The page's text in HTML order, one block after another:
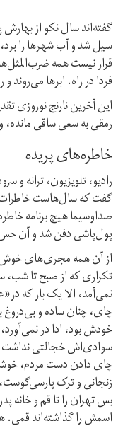
گفته‌اند سال نکو از
سیل شد و آب شهرها را
قرار نیست همه
فردا در راه. ابرها
این آخرین نارنج نوروزی
رمقی به سعی ساقی مانده،
خاطره‌های پریده
رادیو، تلویزیون، ترانه و
گفت که سال‌هاست خاطرات
صدا‌و‌سیما هیچ برنامه
پول‌پاشی دفن شد و آن حس
از آن همه مجری‌های
تکراری که از صبح تا شب،
نمی‌آمد، الا یک بار که
چای، چنان ساده و
خودش بود، ادا در
سوادی‌اش خجالتی نداشت
چای دادن دست مردم،
زنجانی و ترک
بس تهران را تا قم و خانه
اسمش را گذاشته‌اند